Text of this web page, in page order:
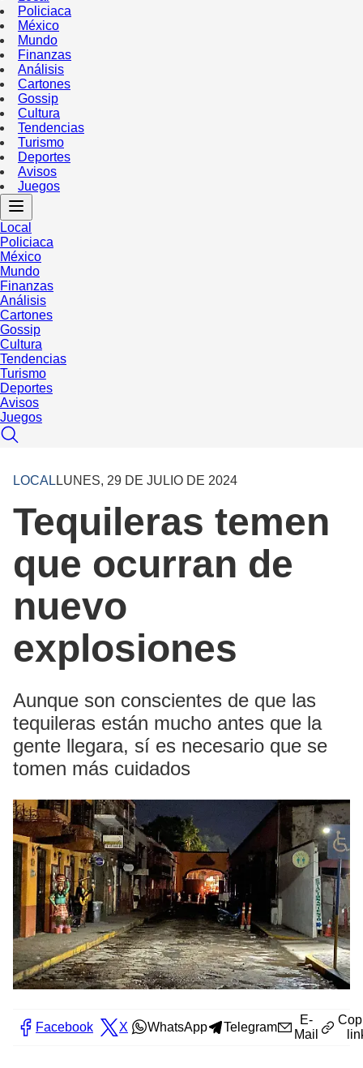
Policiaca
México
Mundo
Finanzas
Análisis
Cartones
Gossip
Cultura
Tendencias
Turismo
Deportes
Avisos
Juegos
Local
Policiaca
México
Mundo
Finanzas
Análisis
Cartones
Gossip
Cultura
Tendencias
Turismo
Deportes
Avisos
Juegos
LOCAL LUNES, 29 DE JULIO DE 2024
Tequileras temen
que ocurran de
nuevo
explosiones
Aunque son conscientes de que las
tequileras están mucho antes que la
gente llegara, sí es necesario que se
tomen más cuidados
Facebook X WhatsApp Telegram
E-
Mail